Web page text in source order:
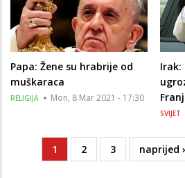
Papa: Žene su hrabrije od
muškaraca
RELIGIJA Mon, 8 Mar 2021 - 17:30
Irak:
SVIJET
PaginationCurrent
page
1 Page
2 Page
3
Next
page
naprijed